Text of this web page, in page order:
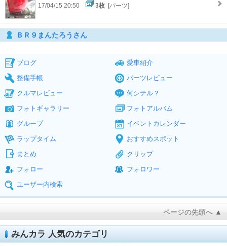
17/04/15 20:50
3枚 [パーツ]
ＢＲ９まんたろうさん
ブログ
愛車紹介
整備手帳
パーツレビュー
クルマレビュー
何シテル？
フォトギャラリー
フォトアルバム
グループ
イベントカレンダー
ラップタイム
おすすめスポット
まとめ
クリップ
フォロー
フォロワー
ユーザー内検索
ページの先頭へ ▲
みんカラ 人気のカテゴリ